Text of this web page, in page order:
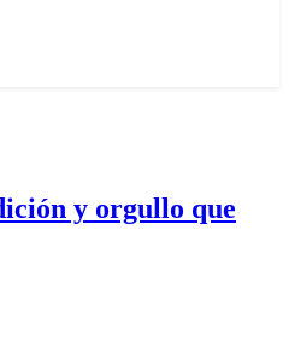
y orgullo que